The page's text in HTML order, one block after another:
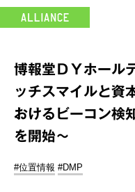
博報堂ＤＹホール
ッチスマイルと
おけるビーコン検
を開始～
#位置情報 #DMP